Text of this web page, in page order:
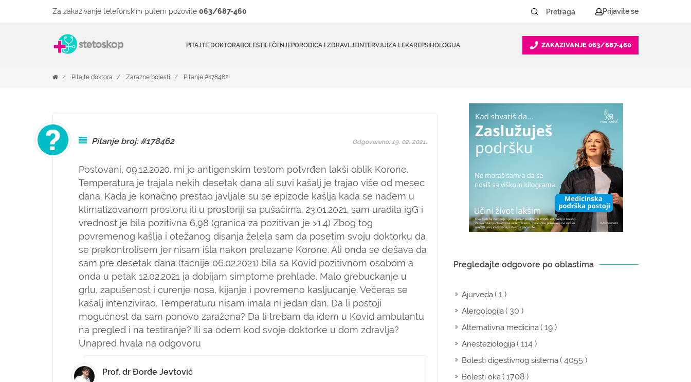
Za zakazivanje telefonskim putem pozovite 063/687-460 Prijavite se
PITAJTE DOKTORABOLESTILEČENJEPORODICA I ZDRAVLJEINTERVJUIZA LEKAREPSIHOLOGIJA ZAKAZIVANJE 063/687-460
Pitajte doktora Zarazne bolesti Pitanje #178462
Pitanje broj: #178462
Postovani, 09.12.2020. mi je antigenskim testom potvrđen lakši oblik Korone.
Temperatura je trajala nekih desetak dana ali suvi kašalj je trajao više od mesec
dana. Kada je konačno prestao javljale su se epizode kašlja kada se nađem u
klimatizovanom prostoru ili u prostoriji sa pušačima. 23.01.2021. sam uradila igG i
vrednost je bila pozitivna 6,98 (granica za pozitivan je >1.4) Zbog tog
povremenog kašlja i otežanog disanja želela sam da posetim svoju doktorku da
se prekontrolisem jer nisam išla nakon prelezane Korone. Ali onda se dešava da
sam pre desetak dana (tacnije 06.02.2021) bila sa Kovid pozitivnom osobom a
onda u petak 12.02.2021 ja dobijam simptome prehlade. Malo grebuckanje u
grlu, zapušenost i curenje nosa, kijanje i povremeno kasljucanje. Večeras se
kašalj intenzivirao. Temperaturu nisam imala ni jedan dan. Da li postoji
mogućnost da sam ponovo zaražena? Da li trebam da idem u Kovid ambulantu
na pregled i na testiranje? Ili sa odem kod svoje doktorke u dom zdravlja?
Unapred hvala na odgovoru
Odgovoreno: 19. 02. 2021.
Prof. dr Đorđe Jevtović
Pregledajte odgovore po oblastima
Ajurveda( 1 )
Alergologija( 30 )
Alternativna medicina( 19 )
Anesteziologija( 114 )
Bolesti digestivnog sistema( 4055 )
Bolesti oka( 1708 )